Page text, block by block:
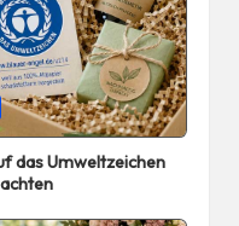
das Umweltzeichen